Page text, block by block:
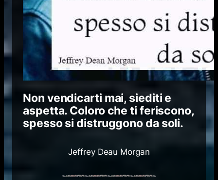
Non vendicarti mai, siediti e
aspetta. Coloro che ti feriscono,
spesso si distruggono da soli.
Jeffrey Deau Morgan